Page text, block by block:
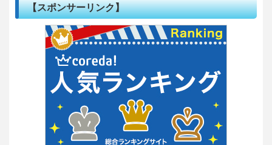
【スポンサーリンク】